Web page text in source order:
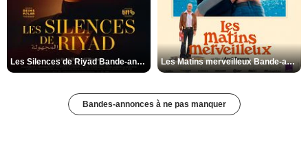
Les Silences de Riyad Bande-annonce VO STFR Les Matins merveilleux Bande-annonce VF
Bandes-annonces à ne pas manquer